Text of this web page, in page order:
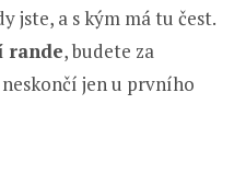
jste, a s kým má tu čest.
rande, budete za
jen u prvního